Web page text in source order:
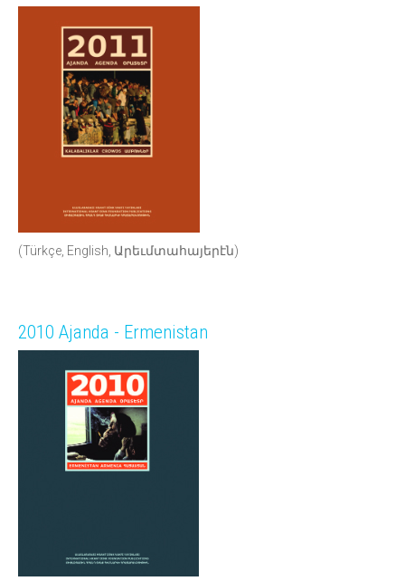
(Türkçe, English, Արեւմտահայերէն)
2010 Ajanda - Ermenistan